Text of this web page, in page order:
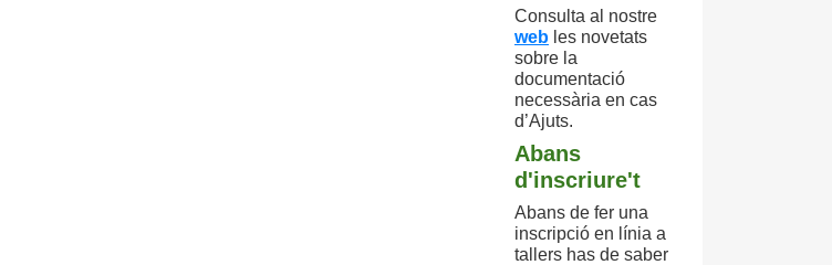
Consulta al nostre
web les novetats
sobre la
documentació
necessària en cas
d’Ajuts.
Abans
d'inscriure't
Abans de fer una
inscripció en línia a
tallers has de saber